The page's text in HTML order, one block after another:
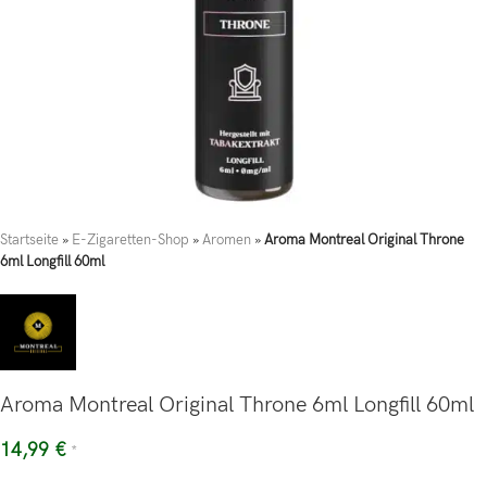
Startseite » E-Zigaretten-Shop »Aromen »Aroma Montreal Original Throne
6ml Longfill 60ml
Aroma Montreal Original Throne 6ml Longfill 60ml
14,99 € *